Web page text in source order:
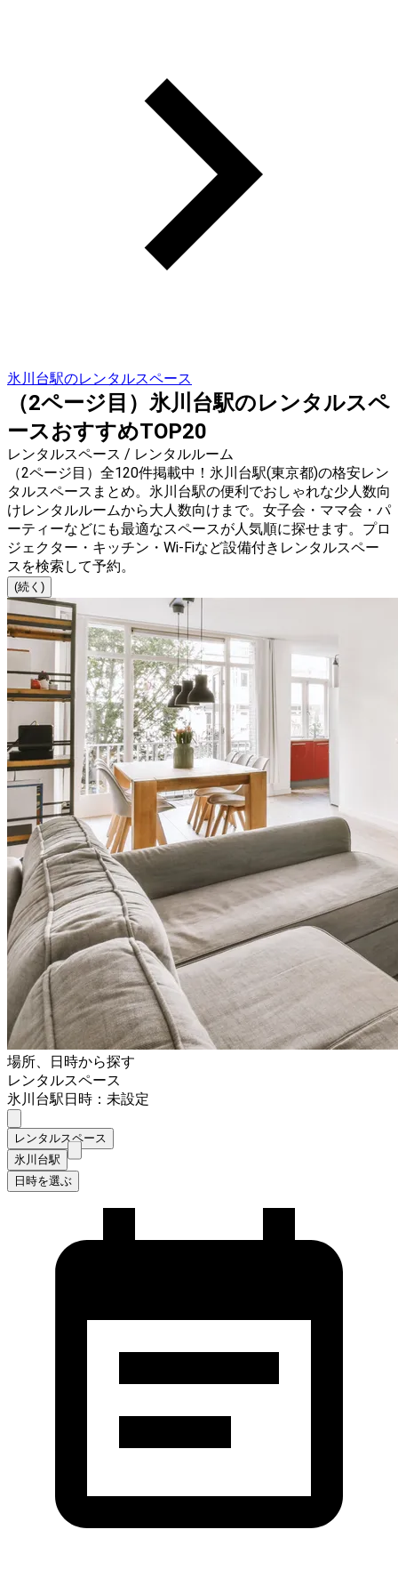
氷川台駅のレンタルスペース
（2ページ目）氷川台駅のレンタルスペ
ースおすすめTOP20
レンタルスペース / レンタルルーム
（2ページ目）全120件掲載中！氷川台駅(東京都)の格安レン
タルスペースまとめ。氷川台駅の便利でおしゃれな少人数向
けレンタルルームから大人数向けまで。女子会・ママ会・パ
ーティーなどにも最適なスペースが人気順に探せます。プロ
ジェクター・キッチン・Wi-Fiなど設備付きレンタルスペー
スを検索して予約。
(続く)
場所、日時から探す
レンタルスペース
氷川台駅日時：未設定
レンタルスペース
氷川台駅
日時を選ぶ